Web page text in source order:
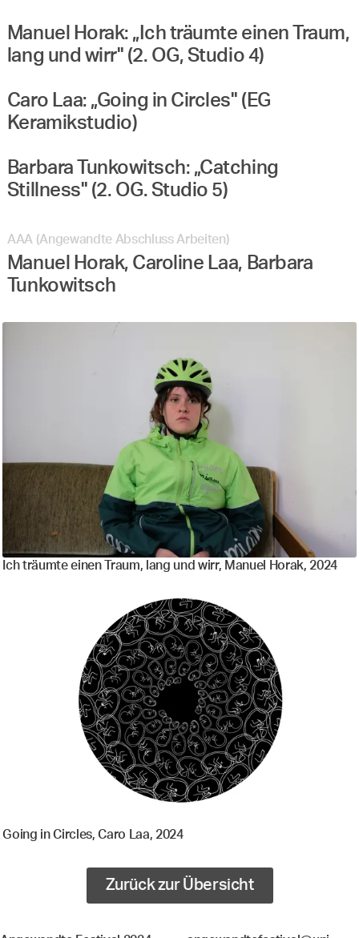
Manuel Horak: „Ich träumte einen Traum,
lang und wirr" (2. OG, Studio 4)
Caro Laa: „Going in Circles" (EG
Keramikstudio)
Barbara Tunkowitsch: „Catching
Stillness" (2. OG. Studio 5)
AAA (Angewandte Abschluss Arbeiten)
Manuel Horak, Caroline Laa, Barbara
Tunkowitsch
Ich träumte einen Traum, lang und wirr, Manuel Horak, 2024
Going in Circles, Caro Laa, 2024
Zurück zur Übersicht